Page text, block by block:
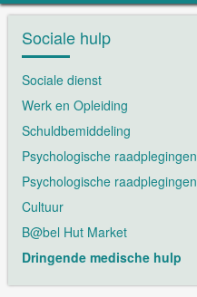
Sociale hulp
Sociale dienst
Werk en Opleiding
Schuldbemiddeling
Psychologische raadplegingen
Psychologische raadplegingen
Cultuur
B@bel Hut Market
Dringende medische hulp